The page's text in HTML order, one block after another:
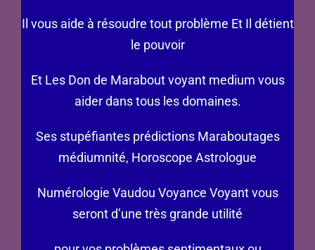
Il vous aide à résoudre tout problème Et Il détient
le pouvoir
Et Les Don de Marabout voyant medium vous
aider dans tous les domaines.
Ses stupéfiantes prédictions Maraboutages
médiumnité, Horoscope Astrologue
Numérologie Vaudou Voyance Voyant vous
seront d’une très grande utilité